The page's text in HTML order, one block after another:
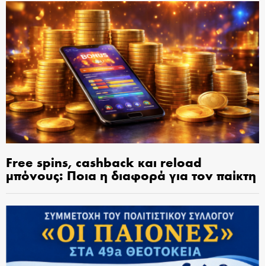
Free spins, cashback και reload
μπόνους: Ποια η διαφορά για τον παίκτη